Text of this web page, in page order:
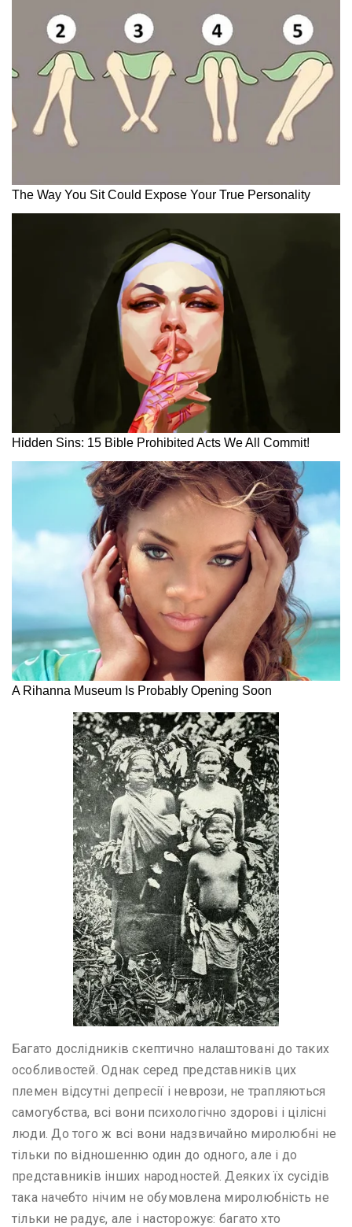
Багато дослідників скептично налаштовані до таких
особливостей. Однак серед представників цих
племен відсутні депресії і неврози, не трапляються
самогубства, всі вони психологічно здорові і цілісні
люди. До того ж всі вони надзвичайно миролюбні не
тільки по відношенню один до одного, але і до
представників інших народностей. Деяких їх сусідів
така начебто нічим не обумовлена ​​миролюбність не
тільки не радує, але і насторожує: багато хто